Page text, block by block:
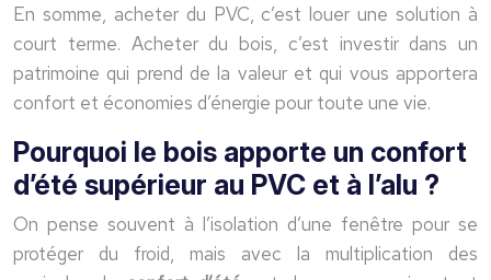
En somme, acheter du PVC, c’est louer une solution à
court terme. Acheter du bois, c’est investir dans un
patrimoine qui prend de la valeur et qui vous apportera
confort et économies d’énergie pour toute une vie.
Pourquoi le bois apporte un confort
d’été supérieur au PVC et à l’alu ?
On pense souvent à l’isolation d’une fenêtre pour se
protéger du froid, mais avec la multiplication des